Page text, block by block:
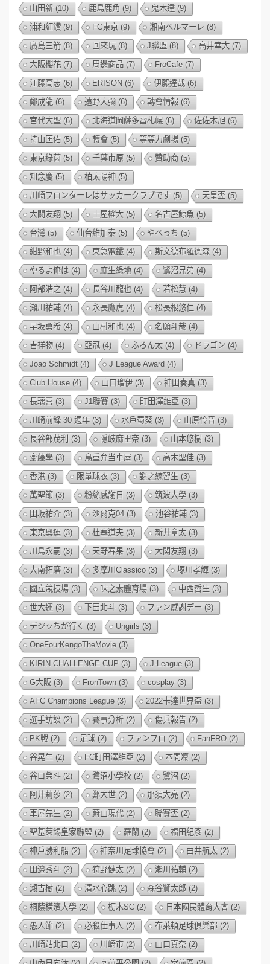
山田新 (10) 鹿島鹿角 (9) 鬼木達 (9)
浦和紅鑽 (9) FC東京 (9) 湘南ベルマーレ (8)
廣島三箭 (8) 回來玩 (8) J聯盟 (8) 高井幸大 (7)
大阪櫻花 (7) 周邊商品 (7) FroCafe (7)
江藤高志 (6) ERISON (6) 伊藤達哉 (6)
鄭成龍 (6) 遠野大彌 (6) 轉會情報 (6)
宮代大聖 (6) 北海道岡薩多雷札幌 (6) 佐佐木旭 (6)
持山匡佑 (5) 轉會 (5) 等等力劇場 (5)
東京綠茵 (5) 千葉市原 (5) 贊助商 (5)
知念慶 (5) 柏太陽神 (5)
川崎フロンターレはサッカークラブです (5) 天皇盃 (5)
大關友翔 (5) 土屋櫂大 (5) 名古屋鯨魚 (5)
台灣 (5) 仙台維加泰 (5) やべっち (5)
紺野和也 (4) 東急電鐵 (4) 斯文德布羅德森 (4)
やるよ俺は (4) 麻生綠地 (4) 鷺沼兄弟 (4)
阿部浩之 (4) 長谷川龍也 (4) 若松慧 (4)
瀨川祐輔 (4) 永長鷹虎 (4) 松長根悠仁 (4)
早坂勇希 (4) 山村和也 (4) 名願斗哉 (4)
吉祥物 (4) 亞冠 (4) ふろん太 (4) ドラゴン (4)
Joao Schmidt (4) J League Award (4)
Club House (4) 山口瑠伊 (3) 神田奏真 (3)
長璃喜 (3) J1聯賽 (3) 町田澤維亞 (3)
川崎前鋒 30 週年 (3) 水戶蜀葵 (3) 山原怜音 (3)
長谷部茂利 (3) 隠岐麻里奈 (3) 山本悠樹 (3)
齋藤學 (3) 鳥重弁当車屋 (3) 高木聖佳 (3)
香港 (3) 限量球衣 (3) 謎之練習生 (3)
萬聖節 (3) 粉絲感謝日 (3) 筑波大學 (3)
田坂祐介 (3) 沙爾克04 (3) 池谷祐輔 (3)
東京奧運 (3) 杜塞道夫 (3) 新井章太 (3)
川島永嗣 (3) 天野春果 (3) 大関友翔 (3)
大南拓磨 (3) 多摩川Classico (3) 塚川孝輝 (3)
國立競技場 (3) 味之素體育場 (3) 中西哲生 (3)
世大運 (3) 下田北斗 (3) ファン感謝デー (3)
デジッちが行く (3) Ungirls (3)
OneFourKengoTheMovie (3)
KIRIN CHALLENGE CUP (3) J-League (3)
G大阪 (3) FronTown (3) cosplay (3)
AFC Champions League (3) 2022卡達世界盃 (3)
選手訪談 (2) 賽事分析 (2) 傷兵報告 (2)
PK戰 (2) 足球 (2) ファンフロ (2) FanFRO (2)
谷晃生 (2) FC町田澤維亞 (2) 本間凜 (2)
谷口榮斗 (2) 鷺沼小學校 (2) 鷺沼 (2)
阿井莉莎 (2) 鄭大世 (2) 那須大亮 (2)
車屋先生 (2) 蔚山現代 (2) 聯賽盃 (2)
聖基萊錫皇家聯盟 (2) 羅蘭 (2) 福田紀彥 (2)
神戶勝利船 (2) 神奈川足球協會 (2) 由井航太 (2)
田邉秀斗 (2) 狩野健太 (2) 瀬川祐輔 (2)
瀬古樹 (2) 清水心跳 (2) 森谷賢太郎 (2)
桐蔭橫濱大學 (2) 栃木SC (2) 日本國民體育大會 (2)
愚人節 (2) 必殺仕事人 (2) 布萊頓足球俱樂部 (2)
川崎站北口 (2) 川崎市 (2) 山口真奈 (2)